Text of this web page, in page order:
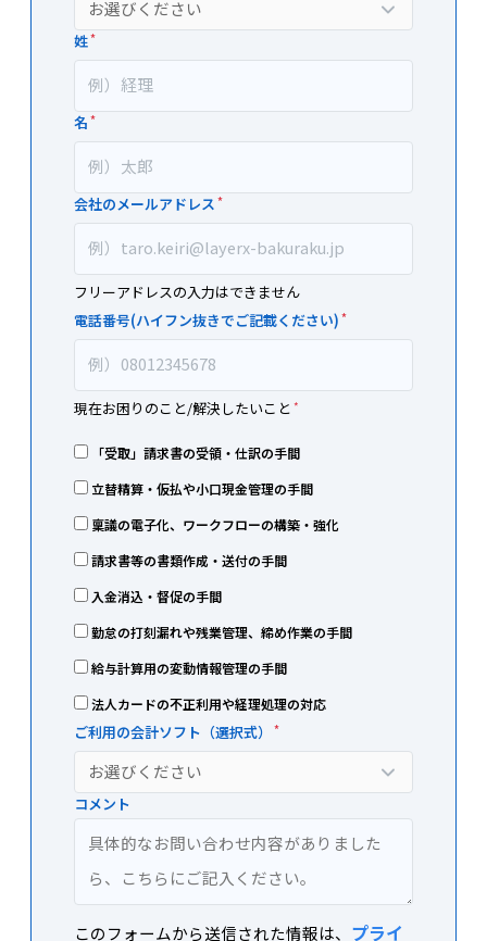
年
目
覚
え
た
エ
ク
セ
ス
キ
ル
集
＋
勘
定
科
目
集
姓
名
会社のメールアドレス
フリーアドレスの入力はできません
電話番号(ハイフン抜きでご記載ください)
現在お困りのこと/解決したいこと
「受取」請求書の受領・仕訳の手間
立替精算・仮払や小口現金管理の手間
稟議の電子化、ワークフローの構築・強化
請求書等の書類作成・送付の手間
入金消込・督促の手間
勤怠の打刻漏れや残業管理、締め作業の手間
給与計算用の変動情報管理の手間
法人カードの不正利用や経理処理の対応
ご利用の会計ソフト（選択式）
コメント
このフォームから送信された情報は、 プライ
人
間
の
場
合、
こ
の
フ
ィ
ー
ル
ド
は
空
白
の
ま
ま
に
し
て
く
だ
さ
い。